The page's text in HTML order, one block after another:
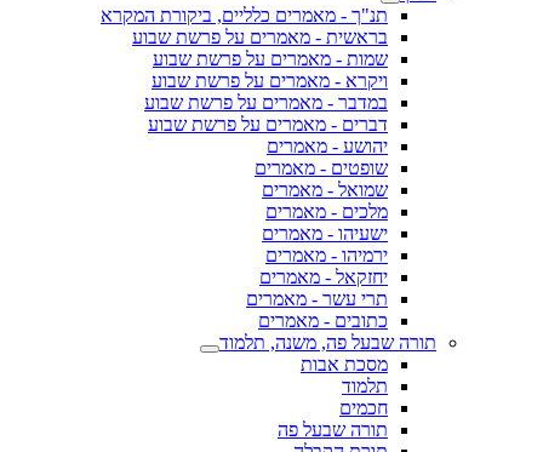
תנ"ך - מאמרים כלליים, ביקורת המקרא
בראשית - מאמרים על פרשת שבוע
שמות - מאמרים על פרשת שבוע
ויקרא - מאמרים על פרשת שבוע
במדבר - מאמרים על פרשת שבוע
דברים - מאמרים על פרשת שבוע
יהושע - מאמרים
שופטים - מאמרים
שמואל - מאמרים
מלכים - מאמרים
ישעיהו - מאמרים
ירמיהו - מאמרים
יחזקאל - מאמרים
תרי עשר - מאמרים
כתובים - מאמרים
תורה שבעל פה, משנה, תלמוד
מסכת אבות
תלמוד
חכמים
תורה שבעל פה